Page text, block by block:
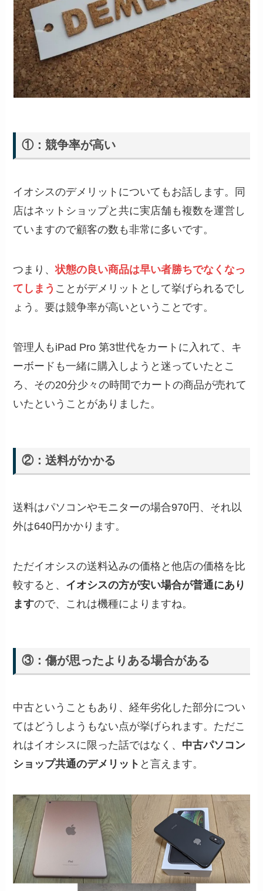
①：競争率が高い
イオシスのデメリットについてもお話します。同
店はネットショップと共に実店舗も複数を運営し
ていますので顧客の数も非常に多いです。
つまり、状態の良い商品は早い者勝ちでなくなっ
てしまう ことがデメリットとして挙げられるでし
ょう。要は競争率が高いということです。
管理人もiPad Pro 第3世代をカートに入れて、キ
ーボードも一緒に購入しようと迷っていたとこ
ろ、その20分少々の時間でカートの商品が売れて
いたということがありました。
②：送料がかかる
送料はパソコンやモニターの場合970円、それ以
外は640円かかります。
ただイオシスの送料込みの価格と他店の価格を比
較すると、 イオシスの方が安い場合が普通にあり
ますので、これは機種によりますね。
③：傷が思ったよりある場合がある
中古ということもあり、経年劣化した部分につい
てはどうしようもない点が挙げられます。ただこ
れはイオシスに限った話ではなく、 中古パソコン
ショップ共通のデメリット と言えます。